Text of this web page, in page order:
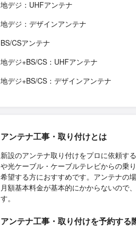
地デジ：UHFアンテナ
地デジ：デザインアンテナ
BS/CSアンテナ
地デジ+BS/CS：UHFアンテナ
地デジ+BS/CS：デザインアンテナ
アンテナ工事・取り付けとは
新設のアンテナ取り付けをプロに依頼す
や光ケーブル・ケーブルテレビからの乗
希望する方におすすめです。アンテナの
月額基本料金が基本的にかからないので
す。
アンテナ工事・取り付けを予約する